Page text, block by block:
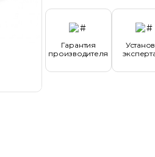
Гарантия
производителя